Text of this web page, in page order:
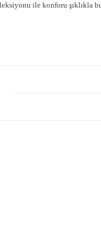
ile konforu şıklıkla
ilk yorumu siz yapın!